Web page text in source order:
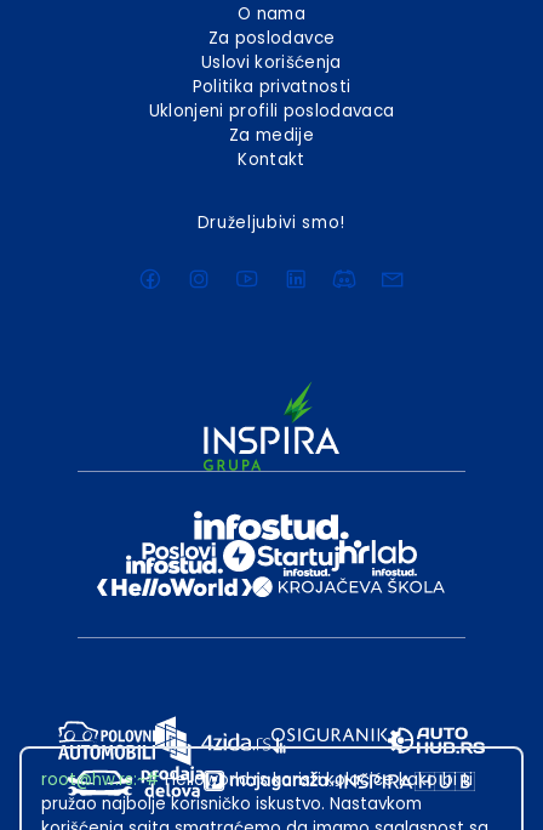
O nama
Za poslodavce
Uslovi korišćenja
Politika privatnosti
Uklonjeni profili poslodavaca
Za medije
Kontakt
Druželjubivi smo!
root@hw.rs:~#Helloworld.rs koristi kolačiće kako bi ti
pružao najbolje korisničko iskustvo. Nastavkom